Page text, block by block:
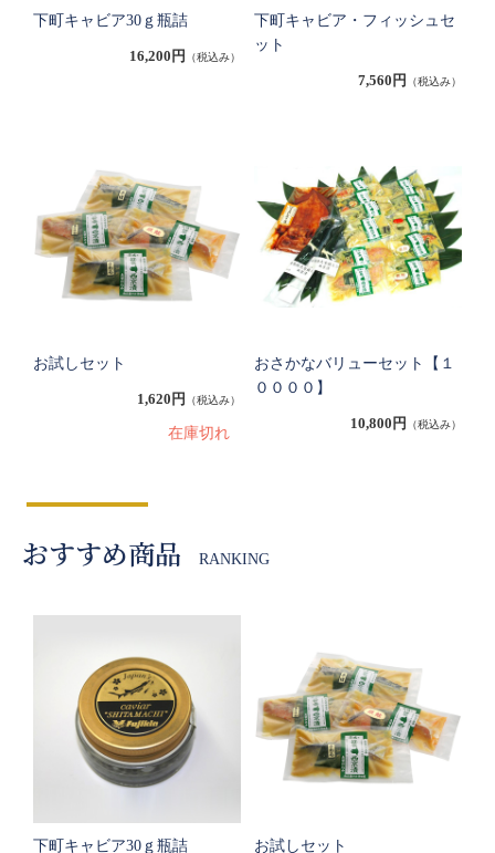
下町キャビア30ｇ瓶詰
16,200円 （税込み）
下町キャビア・フィッシュセ
ット
7,560円 （税込み）
お試しセット
1,620円 （税込み）
在庫切れ
おさかなバリューセット【１
００００】
10,800円 （税込み）
おすすめ商品 RANKING
下町キャビア30ｇ瓶詰 お試しセット